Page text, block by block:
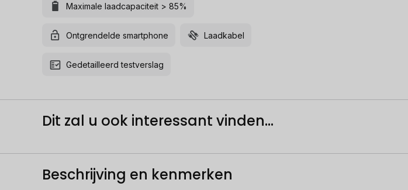
Maximale laadcapaciteit > 85%
Ontgrendelde smartphone Laadkabel
Gedetailleerd testverslag
Dit zal u ook interessant vinden...
Beschrijving en kenmerken